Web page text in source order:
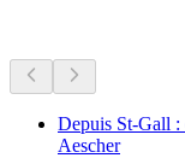
Depuis St-Gall :
Aescher